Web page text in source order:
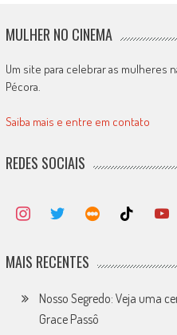
MULHER NO CINEMA
Um site para celebrar as mulheres
Pécora.
Saiba mais e entre em contato
REDES SOCIAIS
MAIS RECENTES
Nosso Segredo: Veja uma
Grace Passô